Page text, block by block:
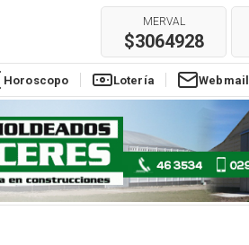
DÓLAR BLUE
$1525
REAL
$304
MERVAL
$3064928
Horoscopo Lotería Webmail